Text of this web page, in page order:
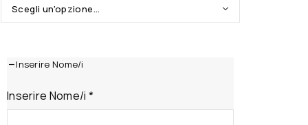
Inserire Nome/i
Inserire Nome/i *